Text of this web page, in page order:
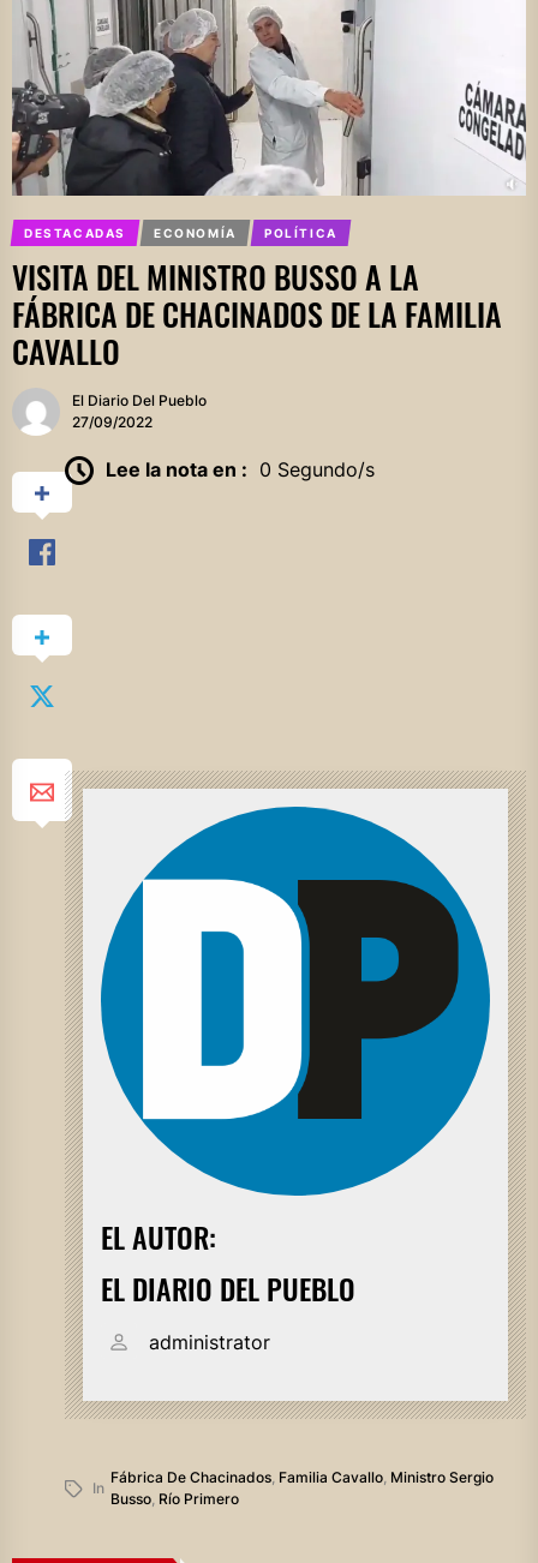
DESTACADAS ECONOMÍA POLÍTICA
VISITA DEL MINISTRO BUSSO A LA
FÁBRICA DE CHACINADOS DE LA FAMILIA
CAVALLO
El Diario Del Pueblo
27/09/2022
Lee la nota en : 0 Segundo/s
EL AUTOR:
EL DIARIO DEL PUEBLO
administrator
In
Fábrica De Chacinados, Familia Cavallo, Ministro Sergio
Busso, Río Primero